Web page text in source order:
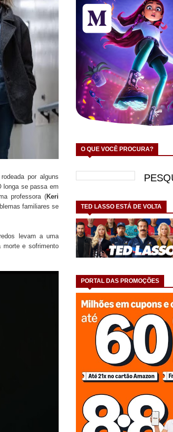
O QUE VOCÊ PROCURA?
TED LASSO ESTÁ DE VOLTA
PORTAL DAS PROMOÇÕES
por alguns
longa se passa em
professora (Keri
familiares se
levam a uma
morte e sofrimento